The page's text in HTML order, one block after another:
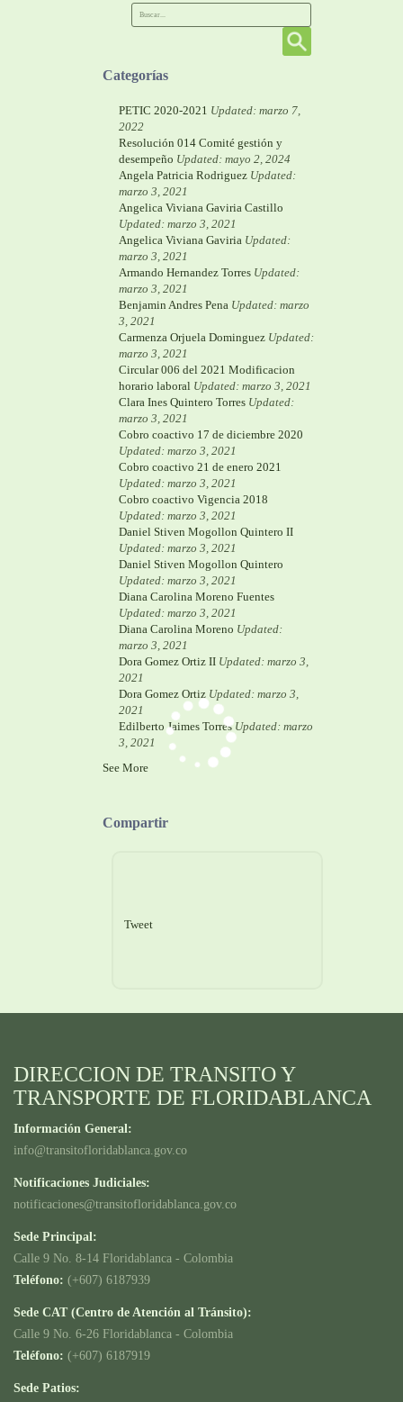
Categorías
PETIC 2020-2021 Updated: marzo 7,
2022
Resolución 014 Comité gestión y
desempeño Updated: mayo 2, 2024
Angela Patricia Rodriguez Updated:
marzo 3, 2021
Angelica Viviana Gaviria Castillo
Updated: marzo 3, 2021
Angelica Viviana Gaviria Updated:
marzo 3, 2021
Armando Hernandez Torres Updated:
marzo 3, 2021
Benjamin Andres Pena Updated: marzo
3, 2021
Carmenza Orjuela Dominguez Updated:
marzo 3, 2021
Circular 006 del 2021 Modificacion
horario laboral Updated: marzo 3, 2021
Clara Ines Quintero Torres Updated:
marzo 3, 2021
Cobro coactivo 17 de diciembre 2020
Updated: marzo 3, 2021
Cobro coactivo 21 de enero 2021
Updated: marzo 3, 2021
Cobro coactivo Vigencia 2018
Updated: marzo 3, 2021
Daniel Stiven Mogollon Quintero II
Updated: marzo 3, 2021
Daniel Stiven Mogollon Quintero
Updated: marzo 3, 2021
Diana Carolina Moreno Fuentes
Updated: marzo 3, 2021
Diana Carolina Moreno Updated:
marzo 3, 2021
Dora Gomez Ortiz II Updated: marzo 3,
2021
Dora Gomez Ortiz Updated: marzo 3,
2021
Edilberto Jaimes Torres Updated: marzo
3, 2021
See More
Compartir
Tweet
DIRECCION DE TRANSITO Y
TRANSPORTE DE FLORIDABLANCA
Información General:
info@transitofloridablanca.gov.co
Notificaciones Judiciales:
notificaciones@transitofloridablanca.gov.co
Sede Principal:
Calle 9 No. 8-14 Floridablanca - Colombia
Teléfono: (+607) 6187939
Sede CAT (Centro de Atención al Tránsito):
Calle 9 No. 6-26 Floridablanca - Colombia
Teléfono: (+607) 6187919
Sede Patios: